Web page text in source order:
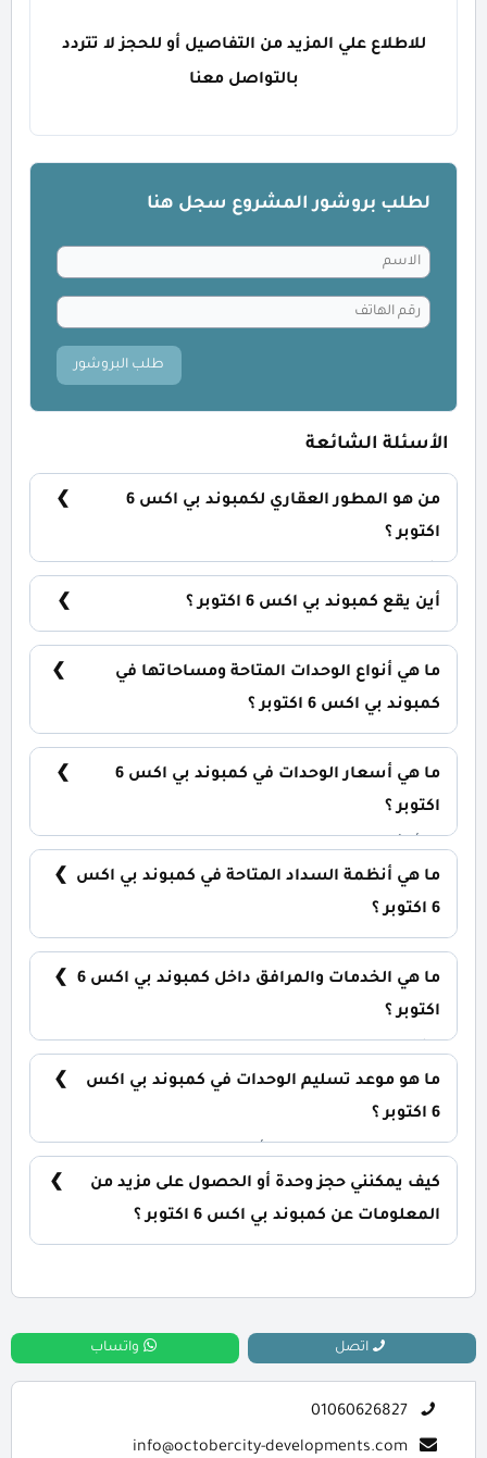
للاطلاع علي المزيد من التفاصيل أو للحجز لا تتردد
بالتواصل معنا
لطلب بروشور المشروع سجل هنا
طلب البروشور
الأسئلة الشائعة
من هو المطور العقاري لكمبوند بي اكس 6
اكتوبر ؟
Developments.
أين يقع كمبوند بي اكس 6 اكتوبر ؟
من أكتوبر.
ما هي أنواع الوحدات المتاحة ومساحاتها في
كمبوند بي اكس 6 اكتوبر ؟
تشمل: شقق سكنية: تبدأ من 78 متر² بنتهاوس: تبدأ من
60 متر² تاون هاوس: تبدأ من 201 متر² فلل مستقلة: تبدأ
من 220 متر²
ما هي أسعار الوحدات في كمبوند بي اكس 6
اكتوبر ؟
الوحدة والمساحة. الأسعار قابلة للتغيير حسب تطورات
السوق.
ما هي أنظمة السداد المتاحة في كمبوند بي اكس
6 اكتوبر ؟
الباقي على 10 سنوات بدون فوائد.
ما هي الخدمات والمرافق داخل كمبوند بي اكس 6
اكتوبر ؟
طبية على أعلي مستوي ،نادي رياضي ،منطقة تجارية
متكاملة.
ما هو موعد تسليم الوحدات في كمبوند بي اكس
6 اكتوبر ؟
مع إمكانية التسليم نصف تشطيب أو تشطيب كامل
حسب رغبة العميل.
كيف يمكنني حجز وحدة أو الحصول على مزيد من
المعلومات عن كمبوند بي اكس 6 اكتوبر ؟
اتصل واتساب
01060626827
info@octobercity-developments.com